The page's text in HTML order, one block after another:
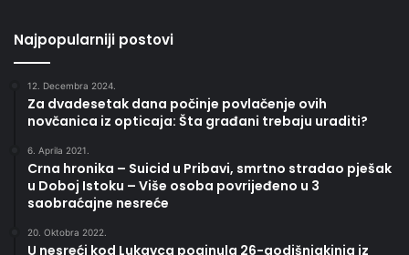
Najpopularniji postovi
12. Decembra 2024.
Za dvadesetak dana počinje povlačenje ovih
novčanica iz opticaja: Šta građani trebaju uraditi?
6. Aprila 2021.
Crna hronika – Suicid u Pribavi, smrtno stradao pješak
u Doboj Istoku – Više osoba povrijeđeno u 3
saobraćajne nesreće
20. Oktobra 2022.
U nesreći kod Lukavca poginula 26-godišnjakinja iz